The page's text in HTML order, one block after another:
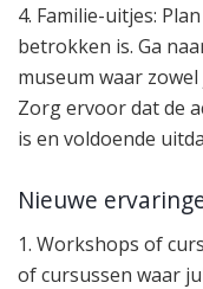
4. Familie-uitjes:
betrokken is. Ga
museum waar
Zorg ervoor dat de
is en voldoende
Nieuwe
1. Workshops of
of cursussen waar